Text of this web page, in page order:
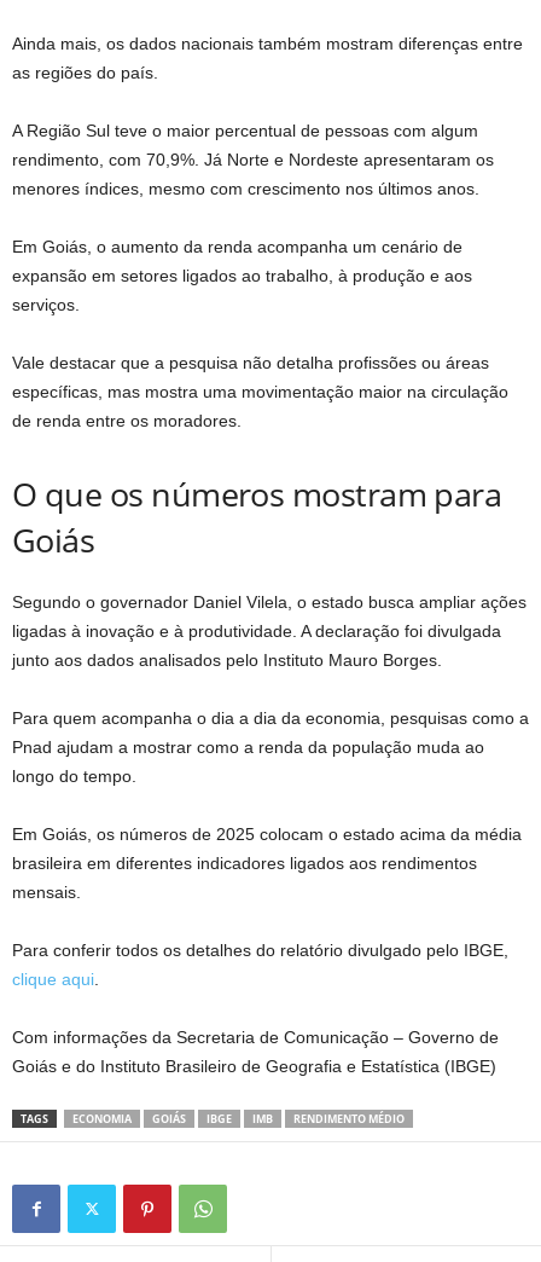
Ainda mais, os dados nacionais também mostram diferenças entre
as regiões do país.
A Região Sul teve o maior percentual de pessoas com algum
rendimento, com 70,9%. Já Norte e Nordeste apresentaram os
menores índices, mesmo com crescimento nos últimos anos.
Em Goiás, o aumento da renda acompanha um cenário de
expansão em setores ligados ao trabalho, à produção e aos
serviços.
Vale destacar que a pesquisa não detalha profissões ou áreas
específicas, mas mostra uma movimentação maior na circulação
de renda entre os moradores.
O que os números mostram para
Goiás
Segundo o governador Daniel Vilela, o estado busca ampliar ações
ligadas à inovação e à produtividade. A declaração foi divulgada
junto aos dados analisados pelo Instituto Mauro Borges.
Para quem acompanha o dia a dia da economia, pesquisas como a
Pnad ajudam a mostrar como a renda da população muda ao
longo do tempo.
Em Goiás, os números de 2025 colocam o estado acima da média
brasileira em diferentes indicadores ligados aos rendimentos
mensais.
Para conferir todos os detalhes do relatório divulgado pelo IBGE,
clique aqui.
Com informações da Secretaria de Comunicação – Governo de
Goiás e do Instituto Brasileiro de Geografia e Estatística (IBGE)
TAGS ECONOMIA GOIÁS IBGE IMB RENDIMENTO MÉDIO